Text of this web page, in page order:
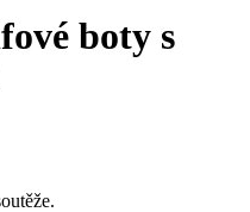
boty s